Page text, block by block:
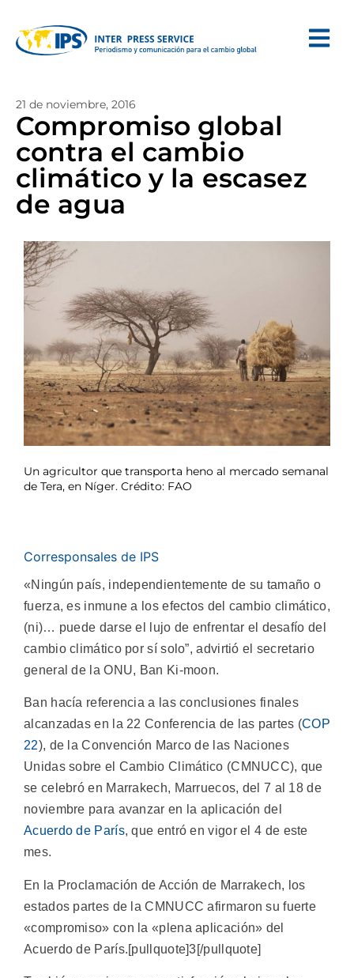
21 de noviembre, 2016
Compromiso global
contra el cambio
climático y la escasez
de agua
Un agricultor que transporta heno al mercado semanal
de Tera, en Níger. Crédito: FAO
Corresponsales de IPS
«Ningún país, independientemente de su tamaño o
fuerza, es inmune a los efectos del cambio climático,
(ni)… puede darse el lujo de enfrentar el desafío del
cambio climático por sí solo”, advirtió el secretario
general de la ONU, Ban Ki-moon.
Ban hacía referencia a las conclusiones finales
alcanzadas en la 22 Conferencia de las partes (COP
22), de la Convención Marco de las Naciones
Unidas sobre el Cambio Climático (CMNUCC), que
se celebró en Marrakech, Marruecos, del 7 al 18 de
noviembre para avanzar en la aplicación del
Acuerdo de París, que entró en vigor el 4 de este
mes.
En la Proclamación de Acción de Marrakech, los
estados partes de la CMNUCC afirmaron su fuerte
«compromiso» con la «plena aplicación» del
Acuerdo de París.[pullquote]3[/pullquote]